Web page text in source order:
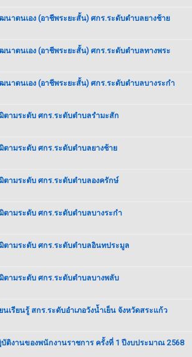
นาตนเอง (อาชีพระยะสั้น) ศกร.ระดับตำบลยางช้าย
นาตนเอง (อาชีพระยะสั้น) ศกร.ระดับตำบลทางพระ
นาตนเอง (อาชีพระยะสั้น) ศกร.ระดับตำบลบางระกำ
ามระดับ ศกร.ระดับตำบลรำมะสัก
ามระดับ ศกร.ระดับตำบลยางช้าย
ามระดับ ศกร.ระดับตำบลองครักษ์
ามระดับ ศกร.ระดับตำบลบางระกำ
ตามระดับ ศกร.ระดับตำบลอินทประมูล
ตามระดับ ศกร.ระดับตำบลบางพลับ
รียนรู้ สกร.ระดับอำเภอวังน้ำเย็น จังหวัดสระแก้ว
ติงานของพนักงานราชการ ครั้งที่ 1 ปีงบประมาณ 2568